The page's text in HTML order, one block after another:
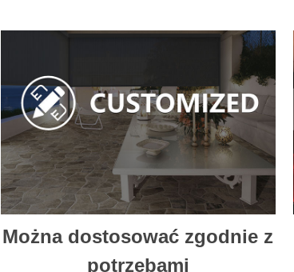
Można dostosować zgodnie z
potrzebami